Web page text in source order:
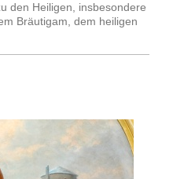
den Heiligen, insbesondere
Bräutigam, dem heiligen